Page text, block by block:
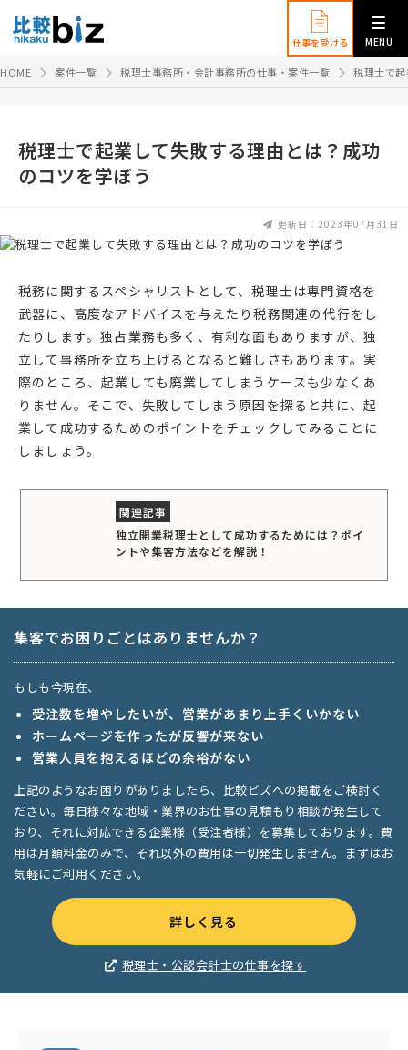
仕事を受ける MENU
HOME 案件一覧 税理士事務所・会計事務所の仕事・案件一覧 税理士で
税理士で起業して失敗する理由とは？成功
のコツを学ぼう
更新日：2023年07月31日
税務に関するスペシャリストとして、税理士は専門資格を
武器に、高度なアドバイスを与えたり税務関連の代行をし
たりします。独占業務も多く、有利な面もありますが、独
立して事務所を立ち上げるとなると難しさもあります。実
際のところ、起業しても廃業してしまうケースも少なくあ
りません。そこで、失敗してしまう原因を探ると共に、起
業して成功するためのポイントをチェックしてみることに
しましょう。
独立開業税理士として成功するためには？ポイ
ントや集客方法などを解説！
集客でお困りごとはありませんか？
もしも今現在、
受注数を増やしたいが、営業があまり上手くいかない
ホームページを作ったが反響が来ない
営業人員を抱えるほどの余裕がない
上記のようなお困りがありましたら、比較ビズへの掲載をご検討く
ださい。毎日様々な地域・業界のお仕事の見積もり相談が発生して
おり、それに対応できる企業様（受注者様）を募集しております。費
用は月額料金のみで、それ以外の費用は一切発生しません。まずはお
気軽にご利用ください。
詳しく見る
税理士・公認会計士の仕事を探す